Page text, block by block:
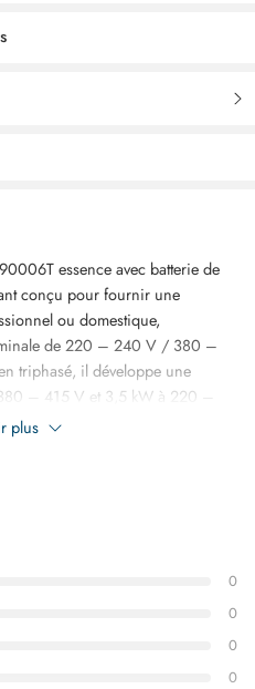
essence avec batterie de
conçu pour fournir une
ou domestique,
de 220 – 240 V / 380 –
triphasé, il développe une
– 415 V et 3,5 kW à 220 –
de 7,5 kW et 3,2 kW selon la
système d’allumage T.C.I ainsi
une meilleure durabilité, sa
le démarrage, et son
le tout reposant sur
poignées et roues pour un
pour le transport et le
plus
0
0
0
0